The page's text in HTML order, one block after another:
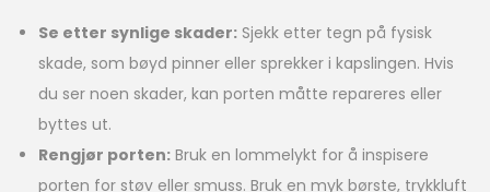
Se etter synlige skader: Sjekk etter tegn på fysisk
skade, som bøyd pinner eller sprekker i kapslingen. Hvis
du ser noen skader, kan porten måtte repareres eller
byttes ut.
Rengjør porten: Bruk en lommelykt for å inspisere
porten for støv eller smuss. Bruk en myk børste, trykkluft